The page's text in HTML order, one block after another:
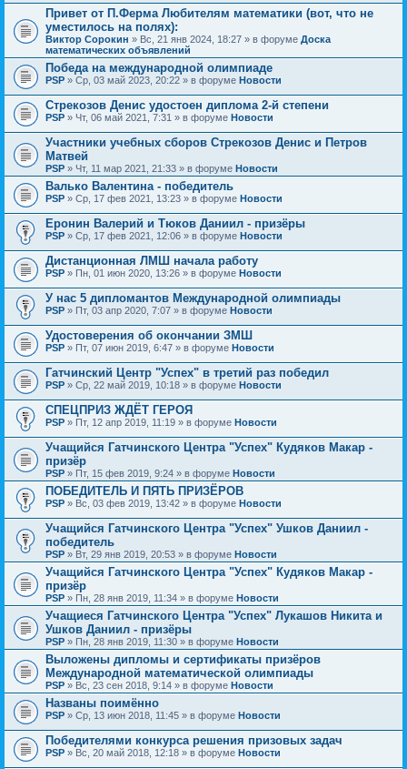
Привет от П.Ферма Любителям математики (вот, что не
уместилось на полях):
Виктор Сорокин » Вс, 21 янв 2024, 18:27 » в форуме Доска
математических объявлений
Победа на международной олимпиаде
PSP » Ср, 03 май 2023, 20:22 » в форуме Новости
Стрекозов Денис удостоен диплома 2-й степени
PSP » Чт, 06 май 2021, 7:31 » в форуме Новости
Участники учебных сборов Стрекозов Денис и Петров
Матвей
PSP » Чт, 11 мар 2021, 21:33 » в форуме Новости
Валько Валентина - победитель
PSP » Ср, 17 фев 2021, 13:23 » в форуме Новости
Еронин Валерий и Тюков Даниил - призёры
PSP » Ср, 17 фев 2021, 12:06 » в форуме Новости
Дистанционная ЛМШ начала работу
PSP » Пн, 01 июн 2020, 13:26 » в форуме Новости
У нас 5 дипломантов Международной олимпиады
PSP » Пт, 03 апр 2020, 7:07 » в форуме Новости
Удостоверения об окончании ЗМШ
PSP » Пт, 07 июн 2019, 6:47 » в форуме Новости
Гатчинский Центр "Успех" в третий раз победил
PSP » Ср, 22 май 2019, 10:18 » в форуме Новости
СПЕЦПРИЗ ЖДЁТ ГЕРОЯ
PSP » Пт, 12 апр 2019, 11:19 » в форуме Новости
Учащийся Гатчинского Центра "Успех" Кудяков Макар -
призёр
PSP » Пт, 15 фев 2019, 9:24 » в форуме Новости
ПОБЕДИТЕЛЬ И ПЯТЬ ПРИЗЁРОВ
PSP » Вс, 03 фев 2019, 13:42 » в форуме Новости
Учащийся Гатчинского Центра "Успех" Ушков Даниил -
победитель
PSP » Вт, 29 янв 2019, 20:53 » в форуме Новости
Учащийся Гатчинского Центра "Успех" Кудяков Макар -
призёр
PSP » Пн, 28 янв 2019, 11:34 » в форуме Новости
Учащиеся Гатчинского Центра "Успех" Лукашов Никита и
Ушков Даниил - призёры
PSP » Пн, 28 янв 2019, 11:30 » в форуме Новости
Выложены дипломы и сертификаты призёров
Международной математической олимпиады
PSP » Вс, 23 сен 2018, 9:14 » в форуме Новости
Названы поимённо
PSP » Ср, 13 июн 2018, 11:45 » в форуме Новости
Победителями конкурса решения призовых задач
PSP » Вс, 20 май 2018, 12:18 » в форуме Новости